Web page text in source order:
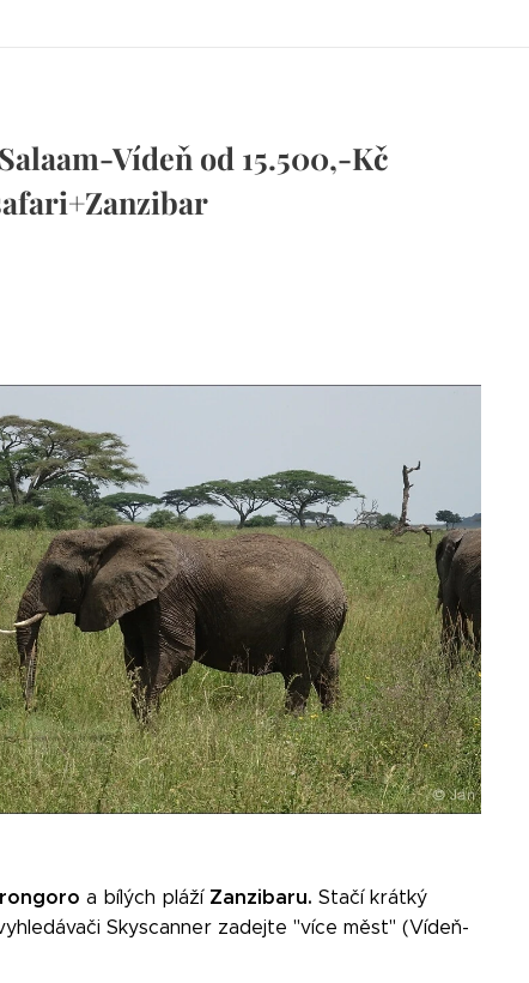
Vídeň od 15.500,-Kč
a bílých plážíZanzibaru. Stačí krátký
Skyscanner zadejte "více měst" (Vídeň-